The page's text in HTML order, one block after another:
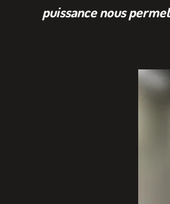
puissance nous